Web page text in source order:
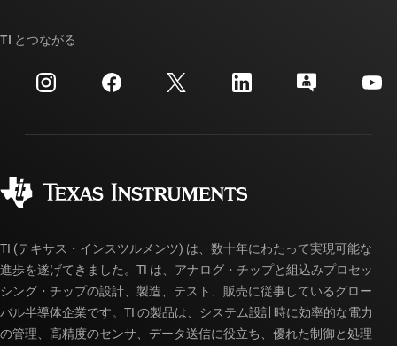
イベント
投資家向け情報
クロスリファレンス検索
カスタマー・サポート・センター
myTI アカウントの FAQ
ご注文に関する FAQ
TI とつながる
TI (テキサス・インスツルメンツ) は、数十年にわたって実現可能な
進歩を遂げてきました。TI は、アナログ・チップと組込みプロセッ
シング・チップの設計、製造、テスト、販売に従事しているグロー
バル半導体企業です。TI の製品は、システム設計時に効率的な電力
の管理、高精度のセンサ、データ送信に役立ち、優れた制御と処理